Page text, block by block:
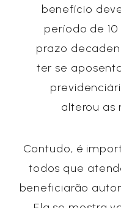
benefício
período de
prazo
ter se
alterou as
Contudo, é
todos que
beneficiarão